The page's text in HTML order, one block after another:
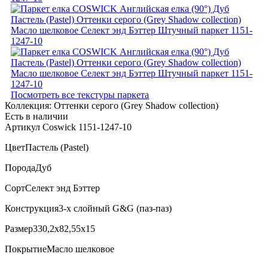
Посмотреть все текстуры паркета
Коллекция: Оттенки серого (Grеy Shadow collection)
Есть в наличии
Артикул Coswick 1151-1247-10
ЦветПастель (Pastel)
ПородаДуб
СортСелект энд Бэттер
Конструкция3-х слойный G&G (паз-паз)
Размер330,2x82,55x15
ПокрытиеМасло шелковое